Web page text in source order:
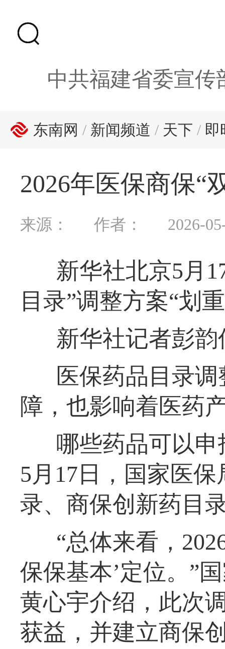
中共福建省委宣传
东南网 / 新闻频道 / 天下 / 即
2026年医保商保“
来源： 作者： 2026-
新华社北京5月
目录”调整方案“划
新华社记者彭韵
医保药品目录
障，也影响着医药
哪些药品可以
5月17日，国家医
录、商保创新药目
“总体来看，
保保基本’定位。”
黄心宇介绍，此次
获益，并建立商保